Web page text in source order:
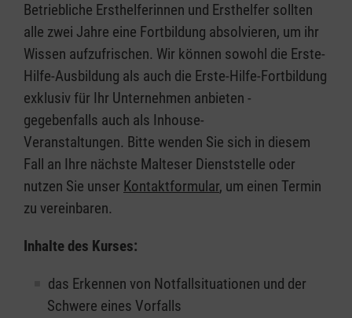
Betriebliche Ersthelferinnen und Ersthelfer sollten
alle zwei Jahre eine Fortbildung absolvieren, um ihr
Wissen aufzufrischen. Wir können sowohl die Erste-
Hilfe-Ausbildung als auch die Erste-Hilfe-Fortbildung
exklusiv für Ihr Unternehmen anbieten -
gegebenfalls auch als Inhouse-
Veranstaltungen. Bitte wenden Sie sich in diesem
Fall an Ihre nächste Malteser Dienststelle oder
nutzen Sie unser Kontaktformular, um einen Termin
zu vereinbaren.
Inhalte des Kurses:
das Erkennen von Notfallsituationen und der
Schwere eines Vorfalls